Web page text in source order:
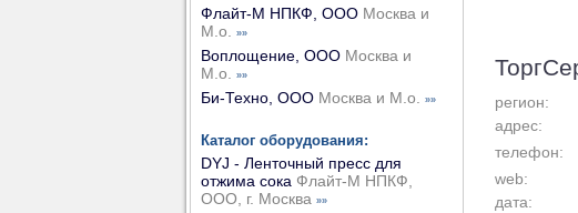
регион:
адрес:
телефон:
web:
дата:
Флайт-М НПКФ, ООО Москва и
М.о.
»»
Воплощение, ООО Москва и
М.о.
»»
Би-Техно, ООО Москва и М.о. »»
Каталог оборудования:
DYJ - Ленточный пресс для
отжима сока Флайт-М НПКФ,
ООО, г. Москва »»